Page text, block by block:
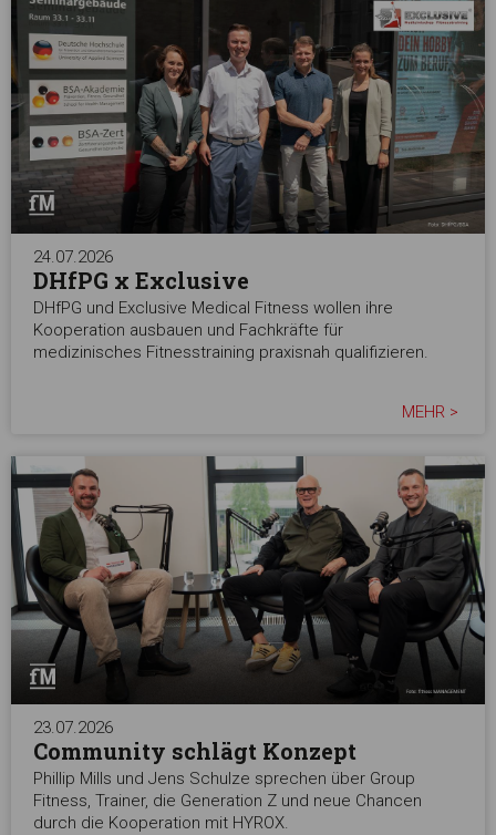
24.07.2026
DHfPG x Exclusive
DHfPG und Exclusive Medical Fitness wollen ihre
Kooperation ausbauen und Fachkräfte für
medizinisches Fitnesstraining praxisnah qualifizieren.
MEHR >
23.07.2026
Community schlägt Konzept
Phillip Mills und Jens Schulze sprechen über Group
Fitness, Trainer, die Generation Z und neue Chancen
durch die Kooperation mit HYROX.